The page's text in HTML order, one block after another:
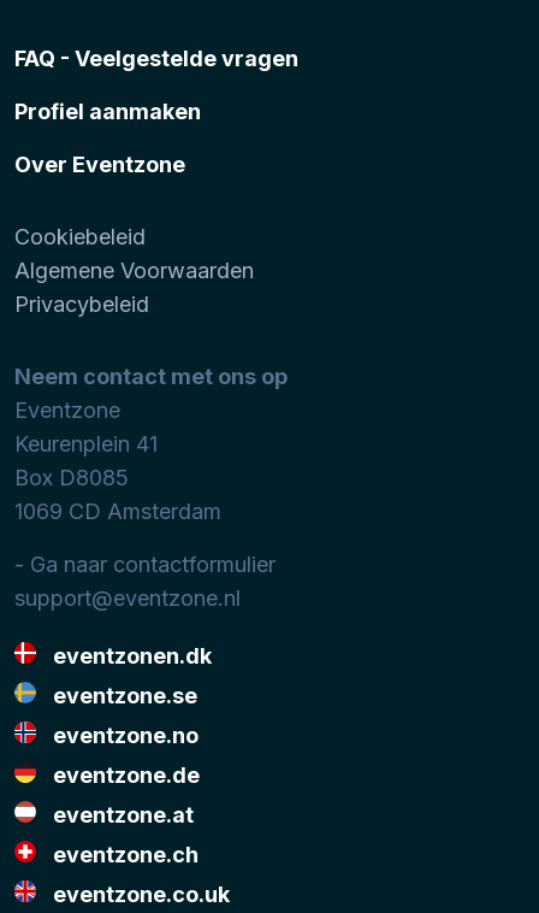
FAQ - Veelgestelde vragen
Profiel aanmaken
Over Eventzone
Cookiebeleid
Algemene Voorwaarden
Privacybeleid
Neem contact met ons op
Eventzone
Keurenplein 41
Box D8085
1069 CD Amsterdam
- Ga naar contactformulier
support@eventzone.nl
eventzonen.dk
eventzone.se
eventzone.no
eventzone.de
eventzone.at
eventzone.ch
eventzone.co.uk